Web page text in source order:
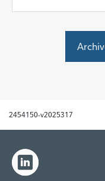
2454150-v2025317